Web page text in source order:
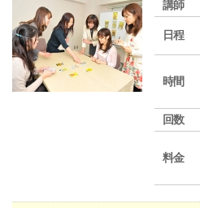
講師
日程
時間
回数
料金